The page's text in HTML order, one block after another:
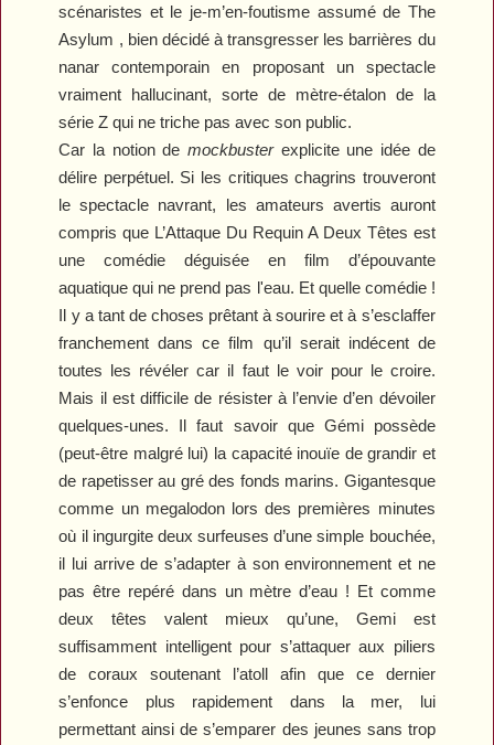
scénaristes et le je-m’en-foutisme assumé de The
Asylum , bien décidé à transgresser les barrières du
nanar contemporain en proposant un spectacle
vraiment hallucinant, sorte de mètre-étalon de la
série Z qui ne triche pas avec son public.
Car la notion de mockbusterexplicite une idée de
délire perpétuel. Si les critiques chagrins trouveront
le spectacle navrant, les amateurs avertis auront
compris que L’Attaque Du Requin A Deux Têtes est
une comédie déguisée en film d’épouvante
aquatique qui ne prend pas l'eau. Et quelle comédie !
Il y a tant de choses prêtant à sourire et à s’esclaffer
franchement dans ce film qu’il serait indécent de
toutes les révéler car il faut le voir pour le croire.
Mais il est difficile de résister à l’envie d’en dévoiler
quelques-unes. Il faut savoir que Gémi possède
(peut-être malgré lui) la capacité inouïe de grandir et
de rapetisser au gré des fonds marins. Gigantesque
comme un megalodon lors des premières minutes
où il ingurgite deux surfeuses d’une simple bouchée,
il lui arrive de s’adapter à son environnement et ne
pas être repéré dans un mètre d’eau ! Et comme
deux têtes valent mieux qu’une, Gemi est
suffisamment intelligent pour s’attaquer aux piliers
de coraux soutenant l’atoll afin que ce dernier
s’enfonce plus rapidement dans la mer, lui
permettant ainsi de s’emparer des jeunes sans trop